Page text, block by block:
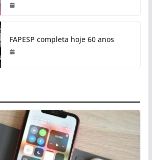
FAPESP completa hoje 60 anos